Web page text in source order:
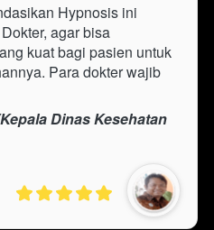
Hypnosis ini
agar bisa
kuat bagi pasien untuk
Para dokter wajib
Dinas Kesehatan